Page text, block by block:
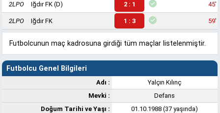
2LPO Iğdır FK (D) 2 : 1 45'
2LPO Iğdır FK 1 : 3 59'
Futbolcunun maç kadrosuna girdiği tüm maçlar listelenmiştir.
Futbolcu Genel Bilgileri
Adı :
Yalçın Kılınç
Mevki :
Defans
Doğum Tarihi ve Yaşı :
01.10.1988 (37 yaşında)